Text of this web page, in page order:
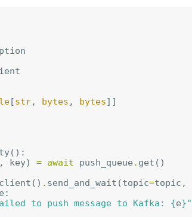
[str, bytes , bytes]]
():
, key) = await push_queue . get ()
() . send_and_wait (topic=topic ,
e :
to push message to Kafka: {e}"